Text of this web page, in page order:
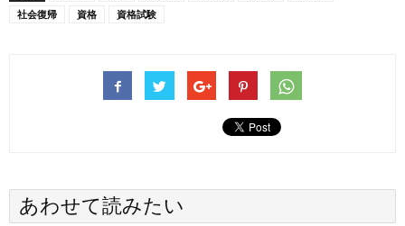
社会復帰
資格 資格試験
あわせて読みたい